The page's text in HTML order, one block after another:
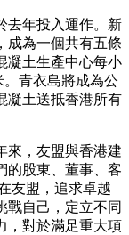
去年投入運作。新
成為一個共有五條
凝土生產中心每小
。青衣島將成為公
凝土送抵香港所有
來，友盟與香港建
的股東、董事、客
友盟，追求卓越
戰自己，定立不同
，對於滿足重大項